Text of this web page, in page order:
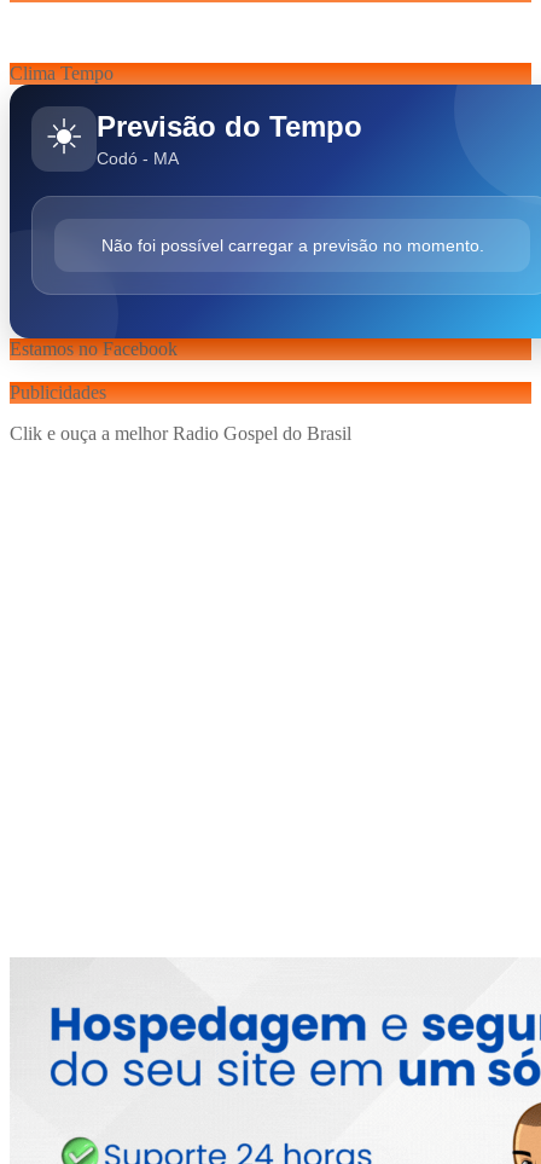
Clima Tempo
☀️ Previsão do Tempo
Codó - MA
Não foi possível carregar a previsão no momento.
Estamos no Facebook
Publicidades
Clik e ouça a melhor Radio Gospel do Brasil